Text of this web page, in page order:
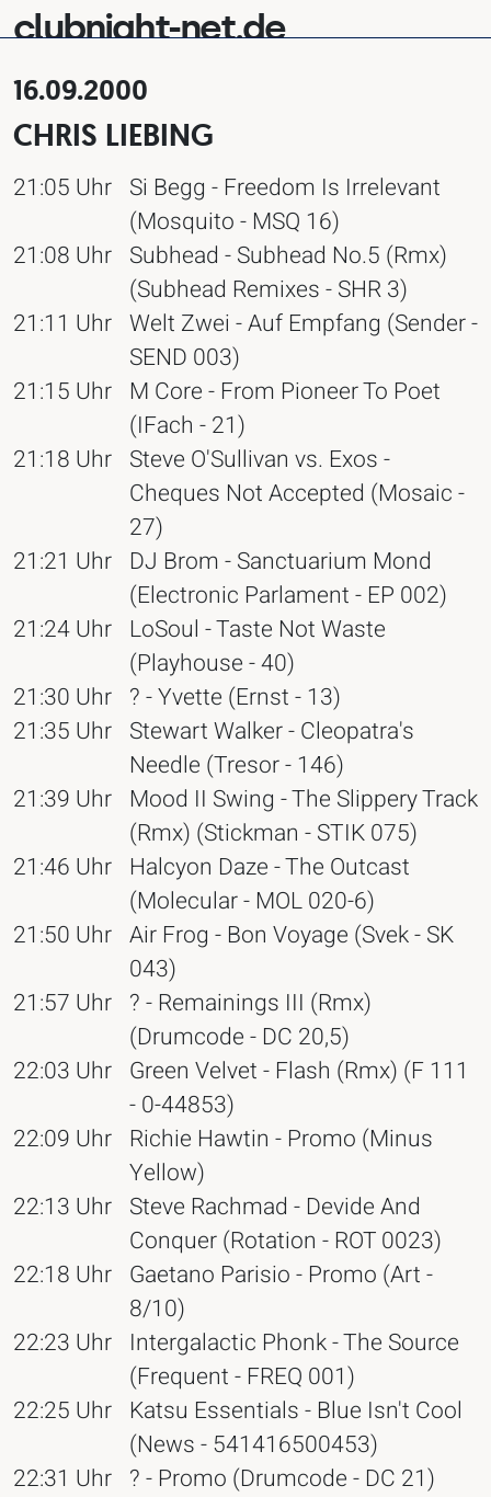
clubnight-net.de
16.09.2000
CHRIS LIEBING
21:05 Uhr Si Begg - Freedom Is Irrelevant
(Mosquito - MSQ 16)
21:08 Uhr Subhead - Subhead No.5 (Rmx)
(Subhead Remixes - SHR 3)
21:11 Uhr Welt Zwei - Auf Empfang (Sender -
SEND 003)
21:15 Uhr M Core - From Pioneer To Poet
(IFach - 21)
21:18 Uhr Steve O'Sullivan vs. Exos -
Cheques Not Accepted (Mosaic -
27)
21:21 Uhr DJ Brom - Sanctuarium Mond
(Electronic Parlament - EP 002)
21:24 Uhr LoSoul - Taste Not Waste
(Playhouse - 40)
21:30 Uhr ? - Yvette (Ernst - 13)
21:35 Uhr Stewart Walker - Cleopatra's
Needle (Tresor - 146)
21:39 Uhr Mood II Swing - The Slippery Track
(Rmx) (Stickman - STIK 075)
21:46 Uhr Halcyon Daze - The Outcast
(Molecular - MOL 020-6)
21:50 Uhr Air Frog - Bon Voyage (Svek - SK
043)
21:57 Uhr ? - Remainings III (Rmx)
(Drumcode - DC 20,5)
22:03 Uhr Green Velvet - Flash (Rmx) (F 111
- 0-44853)
22:09 Uhr Richie Hawtin - Promo (Minus
Yellow)
22:13 Uhr Steve Rachmad - Devide And
Conquer (Rotation - ROT 0023)
22:18 Uhr Gaetano Parisio - Promo (Art -
8/10)
22:23 Uhr Intergalactic Phonk - The Source
(Frequent - FREQ 001)
22:25 Uhr Katsu Essentials - Blue Isn't Cool
(News - 541416500453)
22:31 Uhr ? - Promo (Drumcode - DC 21)